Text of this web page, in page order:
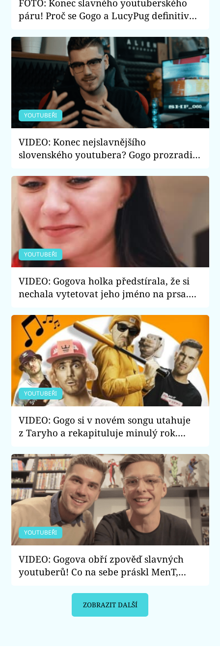
FOTO: Konec slavného youtuberského
páru! Proč se Gogo a LucyPug definitivně
YOUTUBEŘI
VIDEO: Konec nejslavnějšího
slovenského youtubera? Gogo prozradil,
YOUTUBEŘI
VIDEO: Gogova holka předstírala, že si
nechala vytetovat jeho jméno na prsa.
YOUTUBEŘI
VIDEO: Gogo si v novém songu utahuje
z Taryho a rekapituluje minulý rok.
YOUTUBEŘI
VIDEO: Gogova obří zpověď slavných
youtuberů! Co na sebe práskl MenT,
ZOBRAZIT DALŠÍ